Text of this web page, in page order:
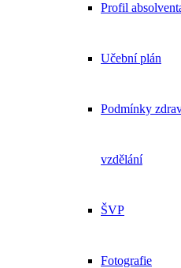
Profil
Učební plán
Podmínky
vzdělání
ŠVP
Fotografie